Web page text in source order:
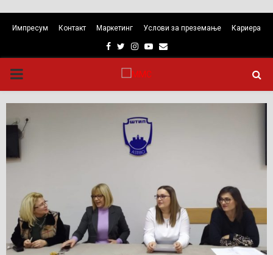
Импресум Контакт Маркетинг Услови за преземање Кариера
Facebook
TwitterInstagram
Youtube
Email
PRIMARY
MENU